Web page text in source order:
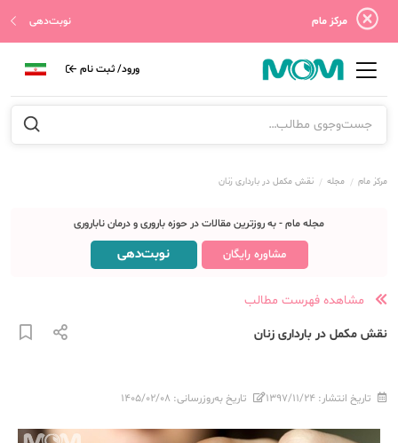
مرکز مام نوبت‌دهی
ورود/ ثبت نام
مرکز مام مجله نقش مکمل در بارداری زنان
مجله مام - به روزترین مقالات در حوزه باروری و درمان ناباروری
مشاوره رایگان نوبت‌دهی
مشاهده فهرست مطالب
نقش مکمل در بارداری زنان
تاریخ انتشار: ۱۳۹۷/۱۱/۲۴ تاریخ به‌روزرسانی: ۱۴۰۵/۰۲/۰۸